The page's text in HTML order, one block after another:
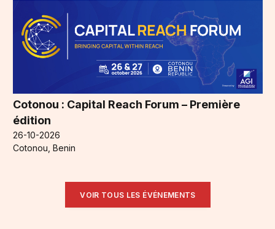
Cotonou : Capital Reach Forum – Première
édition
26-10-2026
Cotonou, Benin
VOIR TOUS LES ÉVÉNEMENTS